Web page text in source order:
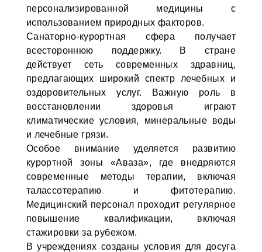
персонализированной медицины с
использованием природных факторов.
Санаторно-курортная сфера получает
всестороннюю поддержку. В стране
действует сеть современных здравниц,
предлагающих широкий спектр лечебных и
оздоровительных услуг. Важную роль в
восстановлении здоровья играют
климатические условия, минеральные воды
и лечебные грязи.
Особое внимание уделяется развитию
курортной зоны «Аваза», где внедряются
современные методы терапии, включая
талассотерапию и фитотерапию.
Медицинский персонал проходит регулярное
повышение квалификации, включая
стажировки за рубежом.
В учреждениях созданы условия для досуга